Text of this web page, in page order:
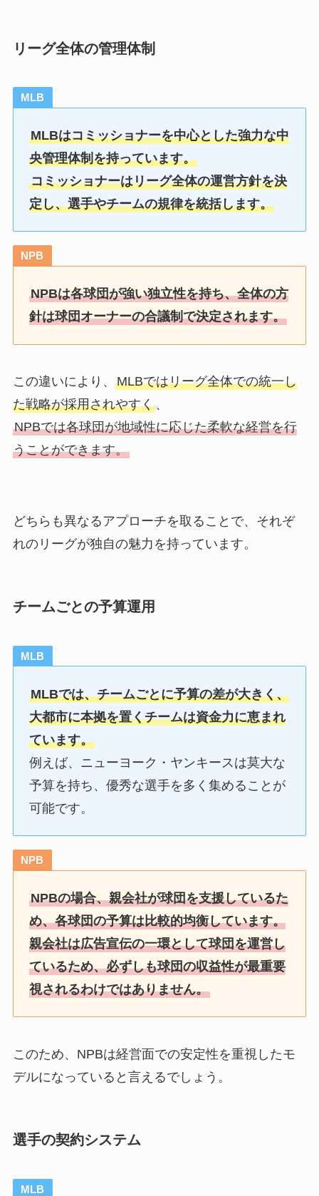
リーグ全体の管理体制
MLB
MLBはコミッショナーを中心とした強力な中
央管理体制を持っています。
コミッショナーはリーグ全体の運営方針を決
定し、選手やチームの規律を統括します。
NPB
NPBは各球団が強い独立性を持ち、全体の方
針は球団オーナーの合議制で決定されます。
この違いにより、 MLBではリーグ全体での統一し
た戦略が採用されやすく、
NPBでは各球団が地域性に応じた柔軟な経営を行
うことができます。
どちらも異なるアプローチを取ることで、それぞ
れのリーグが独自の魅力を持っています。
チームごとの予算運用
MLB
MLBでは、チームごとに予算の差が大きく、
大都市に本拠を置くチームは資金力に恵まれ
ています。
例えば、ニューヨーク・ヤンキースは莫大な
予算を持ち、優秀な選手を多く集めることが
可能です。
NPB
NPBの場合、親会社が球団を支援しているた
め、各球団の予算は比較的均衡しています。
親会社は広告宣伝の一環として球団を運営し
ているため、必ずしも球団の収益性が最重要
視されるわけではありません。
このため、NPBは経営面での安定性を重視したモ
デルになっていると言えるでしょう。
選手の契約システム
MLB